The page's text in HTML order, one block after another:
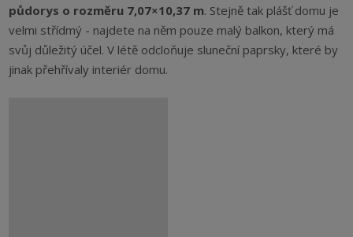
půdorys o rozměru 7,07×10,37 m. Stejně tak plášť domu je
velmi střídmý - najdete na něm pouze malý balkon, který má
svůj důležitý účel. V létě odcloňuje sluneční paprsky, které by
jinak přehřívaly interiér domu.